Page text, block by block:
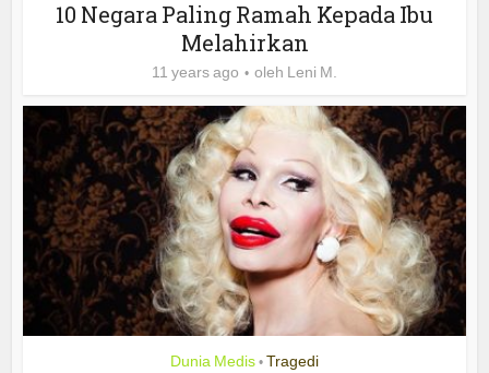
10 Negara Paling Ramah Kepada Ibu
Melahirkan
11 years ago oleh Leni M.
Dunia Medis • Tragedi